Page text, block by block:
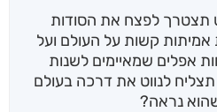
תצטרך לפצח את הסודות
קשות על העולם ועל
אפלים שמאיימים לשנות
לנווט את דרכה בעולם
נראה?